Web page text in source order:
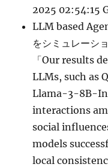
2025 02:54:15
LLM based
をシミュレーシ
「Our results
LLMs, such as
Llama-3-8B-
interactions
social
models
local